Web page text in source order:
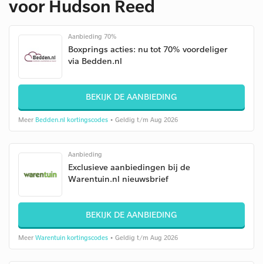
voor Hudson Reed
Aanbieding 70%
Boxprings acties: nu tot 70% voordeliger
via Bedden.nl
BEKIJK DE AANBIEDING
Meer Bedden.nl kortingscodes • Geldig t/m Aug 2026
Aanbieding
Exclusieve aanbiedingen bij de
Warentuin.nl nieuwsbrief
BEKIJK DE AANBIEDING
Meer Warentuin kortingscodes • Geldig t/m Aug 2026